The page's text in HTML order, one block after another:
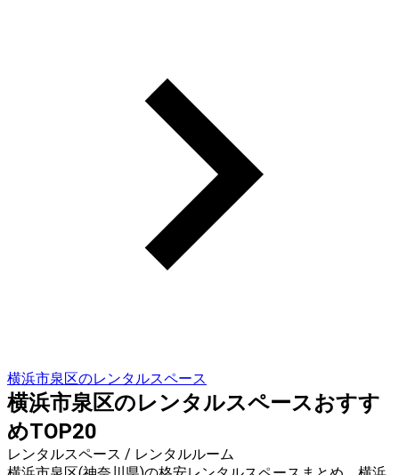
横浜市泉区のレンタルスペース
横浜市泉区のレンタルスペースおすす
めTOP20
レンタルスペース / レンタルルーム